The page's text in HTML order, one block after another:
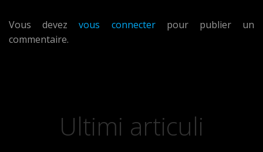
Vous devezvous connecterpour publier un
commentaire.
Ultimi articuli